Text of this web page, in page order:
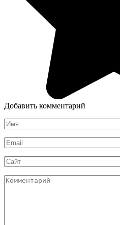
Добавить комментарий
Имя
*
Email
*
Сайт
Комментарий